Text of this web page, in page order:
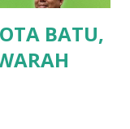
BATU,